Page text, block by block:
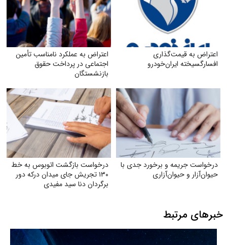
اعتراض به قیمت‌گذاری
افسارگسیخته ایران‌خودرو
اعتراض به عملکرد نامناسب تأمین
اجتماعی در پرداخت حقوق
بازنشستگان
درخواست جریمه و برخورد جدی با
حیوان‌آزار و حیوان‌آزاری
درخواست بازگشت اتوبوس به خط
۱۳۰ تجریش جای میدان درکه دور
برگردان دنا سید مفیدی
خبرهای مرتبط